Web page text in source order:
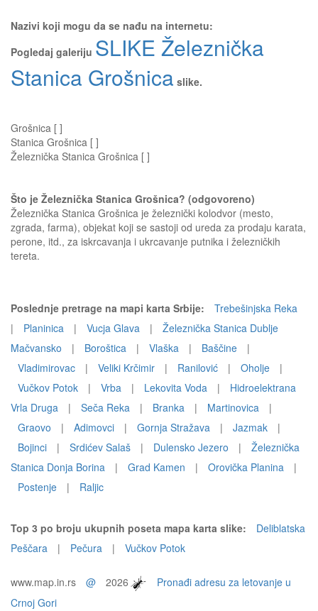
Nazivi koji mogu da se nađu na internetu:
Pogledaj galeriju SLIKE Železnička
Stanica Grošnica slike.
Grošnica [ ]
Stanica Grošnica [ ]
Železnička Stanica Grošnica [ ]
Što je Železnička Stanica Grošnica? (odgovoreno)
Železnička Stanica Grošnica je železnički kolodvor (mesto,
zgrada, farma), objekat koji se sastoji od ureda za prodaju karata,
perone, itd., za iskrcavanja i ukrcavanje putnika i železničkih
tereta.
Poslednje pretrage na mapi karta Srbije:
Trebešinjska Reka
|
Planinica | Vucja Glava |
Železnička Stanica Dublje
Mačvansko
| Boroštica | Vlaška | Baščine
|
Vladimirovac
| Veliki Krčimir | Ranilović | Oholje
|
Vučkov Potok
| Vrba | Lekovita Voda |
Hidroelektrana
Vrla Druga
| Seča Reka | Branka | Martinovica
|
Graovo
| Adimovci | Gornja Stražava | Jazmak
|
Bojinci
| Srdićev Salaš | Dulensko Jezero |
Železnička
Stanica Donja Borina
| Grad Kamen | Orovička Planina
|
Postenje
| Raljic
Top 3 po broju ukupnih poseta mapa karta slike:
Deliblatska
Peščara
| Pečura | Vučkov Potok
www.map.in.rs @ 2026
Pronađi adresu za letovanje u
Crnoj Gori